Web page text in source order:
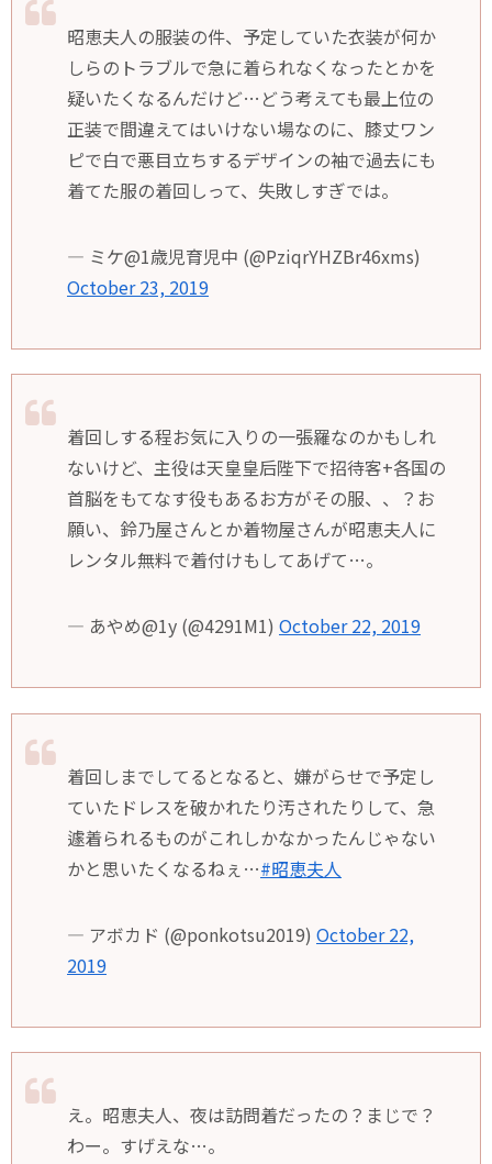
昭恵夫人の服装の件、予定していた衣装が何か
しらのトラブルで急に着られなくなったとかを
疑いたくなるんだけど…どう考えても最上位の
正装で間違えてはいけない場なのに、膝丈ワン
ピで白で悪目立ちするデザインの袖で過去にも
着てた服の着回しって、失敗しすぎでは。
— ミケ@1歳児育児中 (@PziqrYHZBr46xms)
October 23, 2019
着回しする程お気に入りの一張羅なのかもしれ
ないけど、主役は天皇皇后陛下で招待客+各国の
首脳をもてなす役もあるお方がその服、、？お
願い、鈴乃屋さんとか着物屋さんが昭恵夫人に
レンタル無料で着付けもしてあげて…。
— あやめ@1y (@4291M1) October 22, 2019
着回しまでしてるとなると、嫌がらせで予定し
ていたドレスを破かれたり汚されたりして、急
遽着られるものがこれしかなかったんじゃない
かと思いたくなるねぇ…#昭恵夫人
— アボカド (@ponkotsu2019) October 22,
2019
え。昭恵夫人、夜は訪問着だったの？まじで？
わー。すげえな…。